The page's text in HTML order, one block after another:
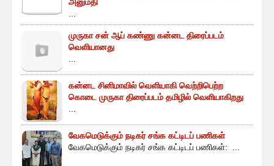
அனுமதி
...
முருகா சன் ஆப் கண்ணு கன்னட திரைப்படம்
வெளியானது
...
கன்னட சினிமாவில் வெளியாகி வெற்றிபெற்ற
கொடை முருகா திரைப்படம் தமிழில் வெளியாகிறது
...
வேகமெடுக்கும் நடிகர் சங்க கட்டிடப் பணிகள்
வேகமெடுக்கும் நடிகர் சங்க கட்டிடப் பணிகள்: ...